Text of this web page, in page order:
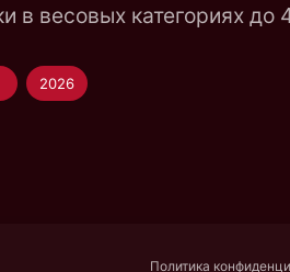
в весовых категориях
2026
Политика